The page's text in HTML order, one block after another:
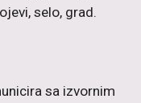
selo, grad.
sa izvornim